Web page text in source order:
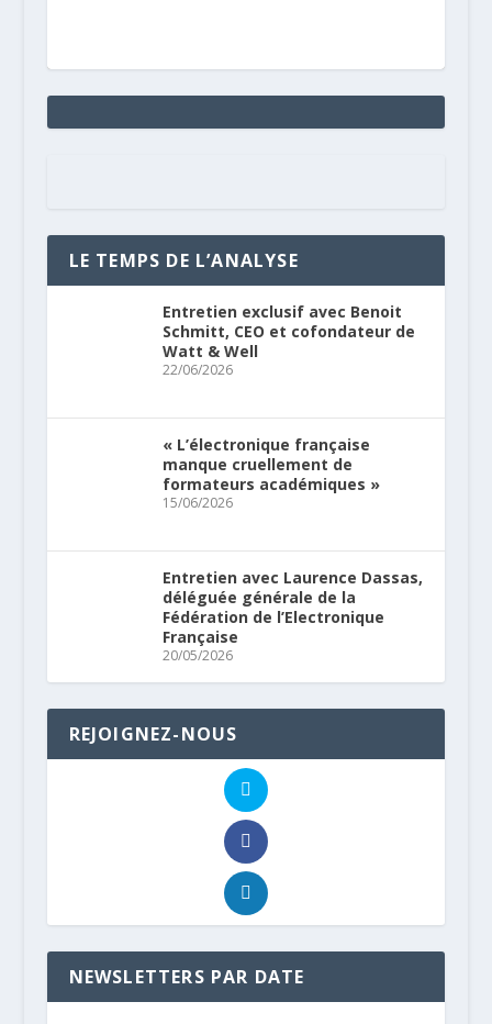
LE TEMPS DE L’ANALYSE
Entretien exclusif avec Benoit
Schmitt, CEO et cofondateur de
Watt & Well
22/06/2026
« L’électronique française
manque cruellement de
formateurs académiques »
15/06/2026
Entretien avec Laurence Dassas,
déléguée générale de la
Fédération de l’Electronique
Française
20/05/2026
REJOIGNEZ-NOUS
NEWSLETTERS PAR DATE